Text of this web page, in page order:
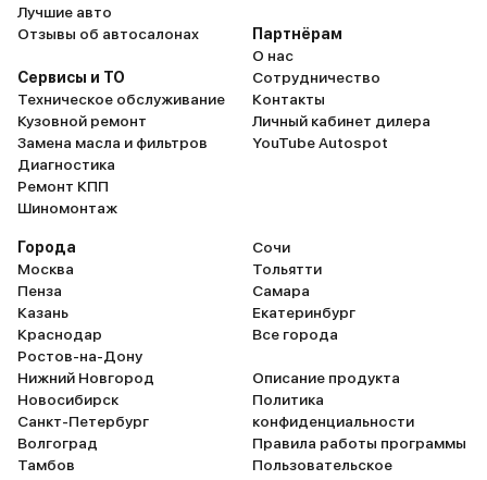
Лучшие авто
Отзывы об автосалонах
Сервисы и ТО
Техническое обслуживание
Кузовной ремонт
Замена масла и фильтров
Диагностика
Ремонт КПП
Шиномонтаж
Партнёрам
О нас
Сотрудничество
Контакты
Личный кабинет дилера
YouTube Autospot
Города
Москва
Пенза
Казань
Краснодар
Ростов-на-Дону
Нижний Новгород
Новосибирск
Санкт-Петербург
Волгоград
Тамбов
Сочи
Тольятти
Самара
Екатеринбург
Все города
Описание продукта
Политика
конфиденциальности
Правила работы программы
Пользовательское